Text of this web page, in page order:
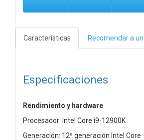
Características Recomendar a
Especificaciones
Rendimiento y hardware
Procesador: Intel Core i9-12900K
Generación: 12ª generación Intel Core